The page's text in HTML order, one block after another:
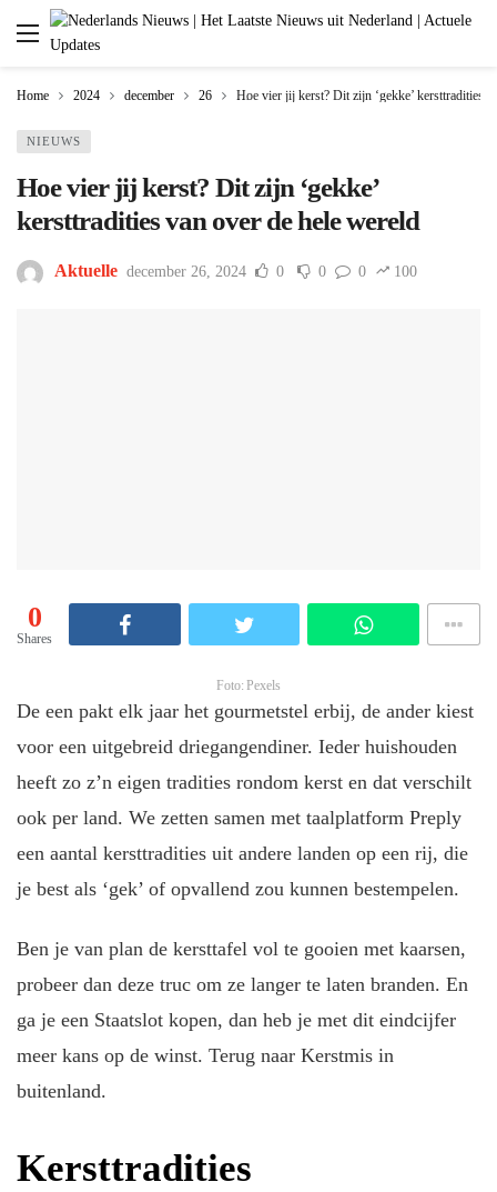
Home 2024 december 26 Hoe vier jij kerst? Dit zijn ‘gekke’ kersttradities
NIEUWS
Hoe vier jij kerst? Dit zijn ‘gekke’
kersttradities van over de hele wereld
Aktuelle december 26, 2024 0 0 0 100
0
Shares
Foto: Pexels
De een pakt elk jaar het gourmetstel erbij, de ander kiest
voor een uitgebreid driegangendiner. Ieder huishouden
heeft zo z’n eigen tradities rondom kerst en dat verschilt
ook per land. We zetten samen met taalplatform Preply
een aantal kersttradities uit andere landen op een rij, die
je best als ‘gek’ of opvallend zou kunnen bestempelen.
Ben je van plan de kersttafel vol te gooien met kaarsen,
probeer dan deze truc om ze langer te laten branden. En
ga je een Staatslot kopen, dan heb je met dit eindcijfer
meer kans op de winst. Terug naar Kerstmis in
buitenland.
Kersttradities